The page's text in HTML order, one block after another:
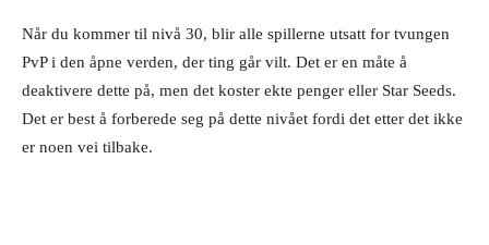
Når du kommer til nivå 30, blir alle spillerne utsatt for tvungen
PvP i den åpne verden, der ting går vilt. Det er en måte å
deaktivere dette på, men det koster ekte penger eller Star Seeds.
Det er best å forberede seg på dette nivået fordi det etter det ikke
er noen vei tilbake.